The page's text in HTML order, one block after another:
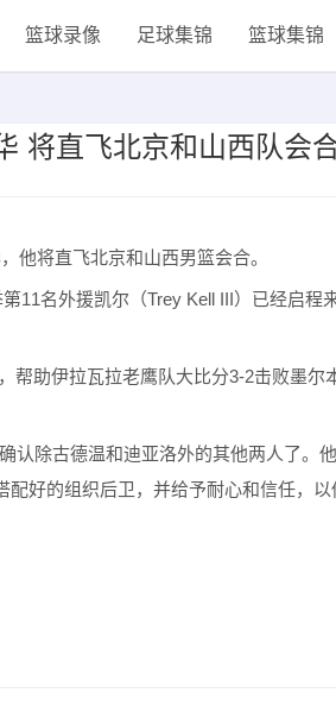
篮球录像 足球集锦 篮球集锦
将直飞北京和山西队会
他将直飞北京和山西男篮会合。
11名外援凯尔（Trey Kell III）已经启程
帮助伊拉瓦拉老鹰队大比分3-2击败墨尔
认除古德温和迪亚洛外的其他两人了。
好的组织后卫，并给予耐心和信任，